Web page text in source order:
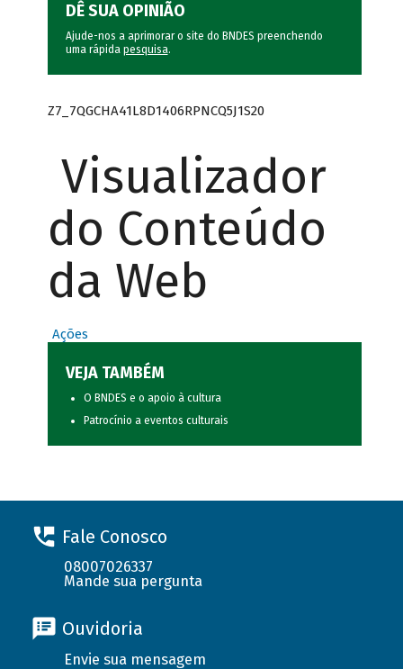
DÊ SUA OPINIÃO
Ajude-nos a aprimorar o site do BNDES preenchendo
uma rápida pesquisa.
Z7_7QGCHA41L8D1406RPNCQ5J1S20
Visualizador
do Conteúdo
da Web
Ações
VEJA TAMBÉM
O BNDES e o apoio à cultura
Patrocínio a eventos culturais
Fale Conosco
08007026337
Mande sua pergunta
Ouvidoria
Envie sua mensagem